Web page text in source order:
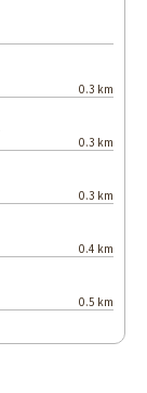
0.3 km
0.3 km
0.3 km
0.4 km
0.5 km